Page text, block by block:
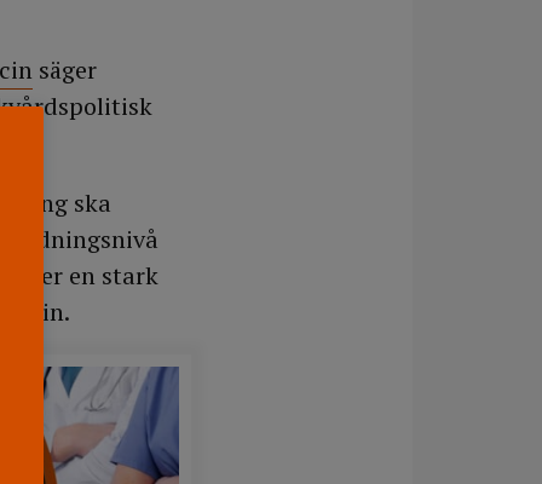
säger
ting ska
en stark